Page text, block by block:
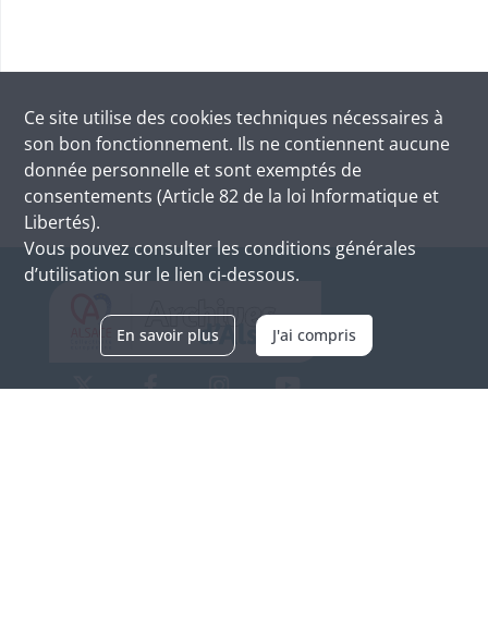
Ce site utilise des cookies techniques nécessaires à
son bon fonctionnement. Ils ne contiennent aucune
donnée personnelle et sont exemptés de
consentements (Article 82 de la loi Informatique et
Libertés).
Vous pouvez consulter les conditions générales
d’utilisation sur le lien ci-dessous.
En savoir plus J'ai compris